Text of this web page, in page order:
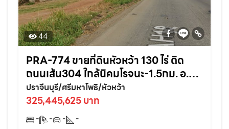
44
PRA-774 ขายที่ดินหัวหว้า 130 ไร่ ติด
ถนนเส้น304 ใกล้นิคมโรจนะ-1.5กม. อ.ศรี
มหาโพธิ ปราจีนบุรี
ปราจีนบุรี/ศรีมหาโพธิ/หัวหว้า
325,445,625 บาท
- - -
-